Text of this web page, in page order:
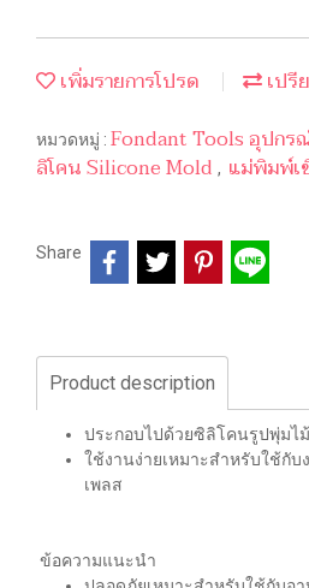
เพิ่มรายการโปรด เปรี
หมวดหมู่ : Fondant Tools อุปก
ลิโคน Silicone Mold , แม่พิมพ์เ
Share
Product description
ประกอบไปด้วยซิลิโคนรูปพุ่มไ
ใช้งานง่ายเหมาะสำหรับใช้กั
เพลส
ข้อความแนะนำ